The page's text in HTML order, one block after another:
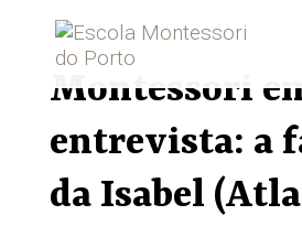
Montessori
entrevista: a
da Isabel